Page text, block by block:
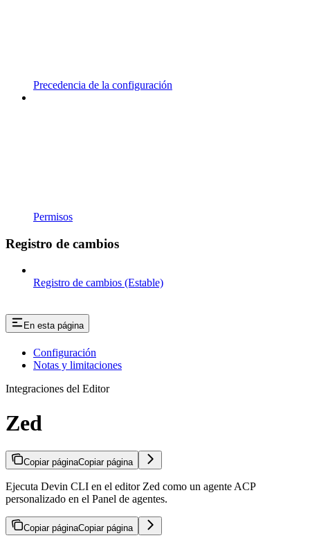
Precedencia de la configuración
Permisos
Registro de cambios
Registro de cambios (Estable)
En esta página
Configuración
Notas y limitaciones
Integraciones del Editor
Zed
Copiar páginaCopiar página
Ejecuta Devin CLI en el editor Zed como un agente ACP
personalizado en el Panel de agentes.
Copiar páginaCopiar página